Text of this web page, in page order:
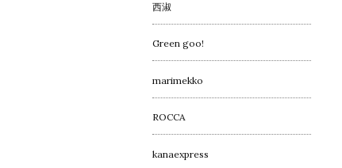
西淑
Green goo!
marimekko
ROCCA
kanaexpress